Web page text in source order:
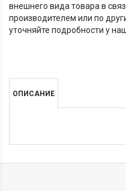
внешнего вида товара в
производителем или по
уточняйте подробности у
ОПИСАНИЕ